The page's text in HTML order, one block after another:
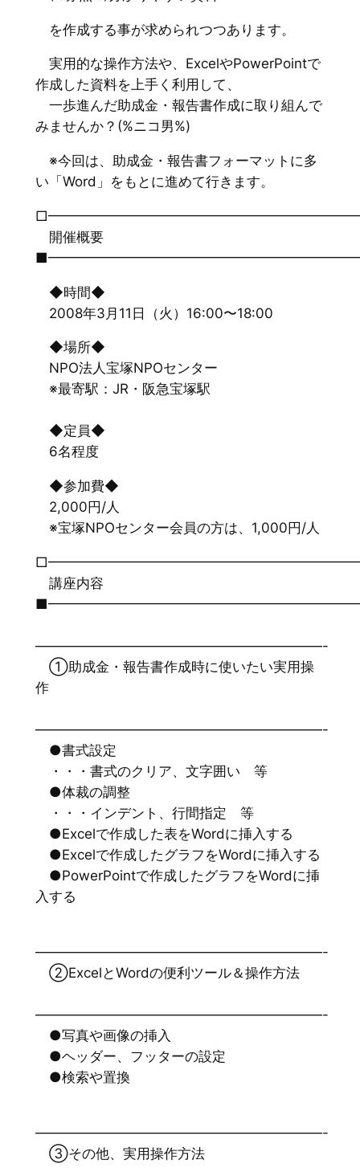
を作成する事が求められつつあります。
実用的な操作方法や、ExcelやPowerPointで
作成した資料を上手く利用して、
一歩進んだ助成金・報告書作成に取り組んで
みませんか？(%ニコ男%)
※今回は、助成金・報告書フォーマットに多
い「Word」をもとに進めて行きます。
開催概要
◆時間◆
2008年3月11日（火）16:00〜18:00
◆場所◆
NPO法人宝塚NPOセンター
※最寄駅：JR・阪急宝塚駅
◆定員◆
6名程度
◆参加費◆
2,000円/人
※宝塚NPOセンター会員の方は、1,000円/人
講座内容
—————————————————————-
①助成金・報告書作成時に使いたい実用操
作
—————————————————————-
●書式設定
・・・書式のクリア、文字囲い 等
●体裁の調整
・・・インデント、行間指定 等
●Excelで作成した表をWordに挿入する
●Excelで作成したグラフをWordに挿入する
●PowerPointで作成したグラフをWordに挿
入する
—————————————————————-
②ExcelとWordの便利ツール＆操作方法
—————————————————————-
●写真や画像の挿入
●ヘッダー、フッターの設定
●検索や置換
—————————————————————-
③その他、実用操作方法